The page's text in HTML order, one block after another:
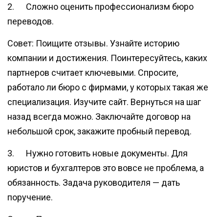
2. Сложно оценить профессионализм бюро
переводов.
Совет: Поищите отзывы. Узнайте историю
компании и достижения. Поинтересуйтесь, каких
партнеров считает ключевыми. Спросите,
работало ли бюро с фирмами, у которых такая же
специализация. Изучите сайт. Вернуться на шаг
назад всегда можно. Заключайте договор на
небольшой срок, закажите пробный перевод.
3. Нужно готовить новые документы. Для
юристов и бухгалтеров это вовсе не проблема, а
обязанность. Задача руководителя — дать
поручение.